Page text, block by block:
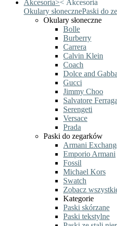
Akcesoria>< Akcesoria
Okulary słonecznePaski do
Okulary słoneczne
Bolle
Burberry
Carrera
Calvin Klein
Coach
Dolce and
Gucci
Jimmy Choo
Salvatore
Serengeti
Versace
Prada
Paski do zegarków
Armani
Emporio Armani
Fossil
Michael Kors
Swatch
Zobacz
Kategorie
Paski skórzane
Paski tekstylne